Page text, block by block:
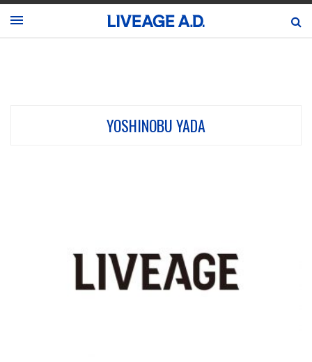
YOSHINOBU YADA